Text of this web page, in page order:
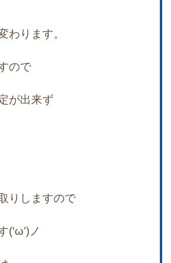
わります。
ので
が出来ず
りしますので
ノ